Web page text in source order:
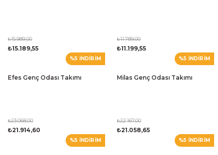
₺15.989,00
₺15.189,55
₺11.789,00
₺11.199,55
%5 İNDİRİM
Efes Genç Odası Takımı
₺23.068,00
₺21.914,60
%5 İNDİRİM
Milas Genç Odası Takımı
₺22.167,00
₺21.058,65
%5 İNDİRİM %5 İNDİRİM